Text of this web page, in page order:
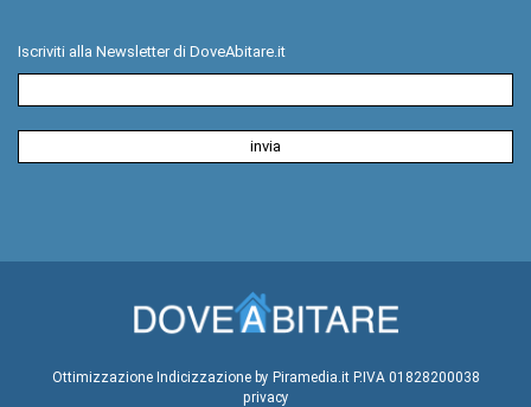
Iscriviti alla Newsletter di DoveAbitare.it
Ottimizzazione Indicizzazione by Piramedia.itP.IVA 01828200038
privacy